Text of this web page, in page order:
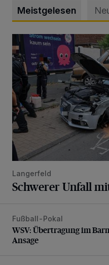
Meistgelesen
Schwerer Unfall mit 2,48
Langerfeld
Schwerer Unfall
WSV: Übertragung im
Fußball-Pokal
WSV: Übertragung im
Ansage